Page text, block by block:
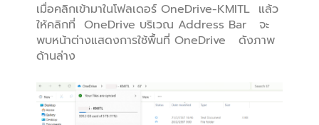
เมื่อคลิกเข้ามาในโฟลเดอร์ OneDrive-KMITL แล้ว
ให้คลิกที่ OneDrive บริเวณ Address Bar จะ
พบหน้าต่างแสดงการใช้พื้นที่ OneDrive ดังภาพ
ด้านล่าง